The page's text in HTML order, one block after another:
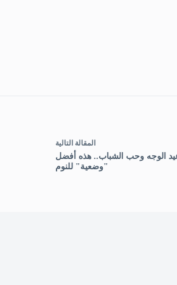
المقالة التالية
الوجه وحب الشباب.. هذه أفضل
"وضعية" للنوم